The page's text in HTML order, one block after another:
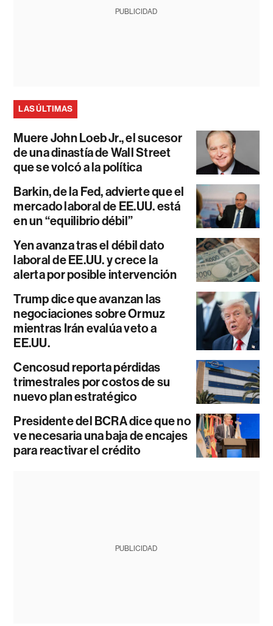
PUBLICIDAD
LAS ÚLTIMAS
Muere John Loeb Jr., el sucesor
de una dinastía de Wall Street
que se volcó a la política
Barkin, de la Fed, advierte que el
mercado laboral de EE.UU. está
en un “equilibrio débil”
Yen avanza tras el débil dato
laboral de EE.UU. y crece la
alerta por posible intervención
Trump dice que avanzan las
negociaciones sobre Ormuz
mientras Irán evalúa veto a
EE.UU.
Cencosud reporta pérdidas
trimestrales por costos de su
nuevo plan estratégico
Presidente del BCRA dice que no
ve necesaria una baja de encajes
para reactivar el crédito
PUBLICIDAD